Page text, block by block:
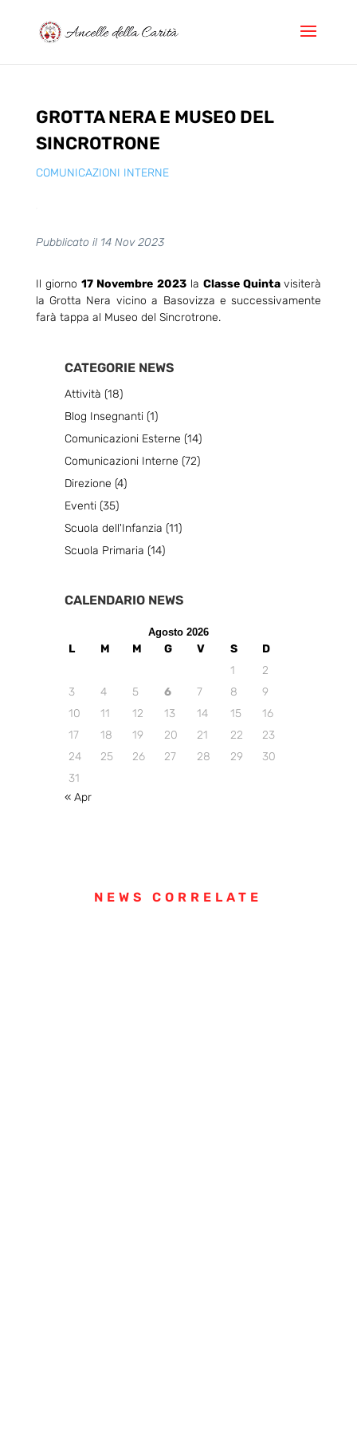
GROTTA NERA E MUSEO DEL
SINCROTRONE
COMUNICAZIONI INTERNE
Pubblicato il 14 Nov 2023
Il giorno17 Novembre 2023la Classe Quintavisiterà
la Grotta Nera vicino a Basovizza e successivamente
farà tappa al Museo del Sincrotrone.
CATEGORIE NEWS
Attività (18)
Blog Insegnanti(1)
Comunicazioni Esterne (14)
Comunicazioni Interne (72)
Direzione (4)
Eventi(35)
Scuola dell'Infanzia (11)
Scuola Primaria (14)
CALENDARIO NEWS
Agosto 2026
L M M G V S
D
1
2
3
4 5 6 7 8
9
10
11 12 13 14 15
16
17
18 19 20 21 22
23
24
25 26 27 28 29
30
31
« Apr
NEWS CORRELATE